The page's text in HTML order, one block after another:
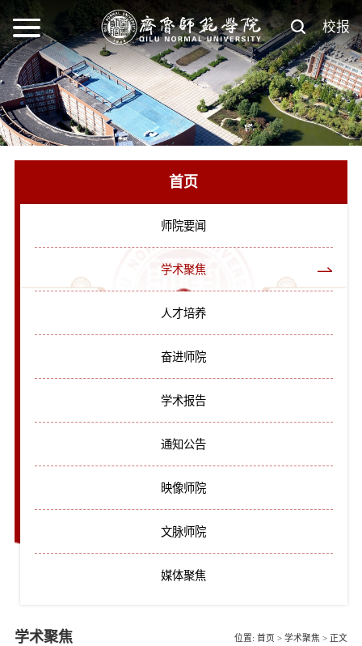
校报
首页
师院要闻
学术聚焦
人才培养
奋进师院
学术报告
通知公告
映像师院
文脉师院
媒体聚焦
学术聚焦 位置: 首页 > 学术聚焦 > 正文